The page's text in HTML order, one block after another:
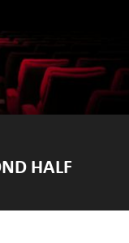
HALF